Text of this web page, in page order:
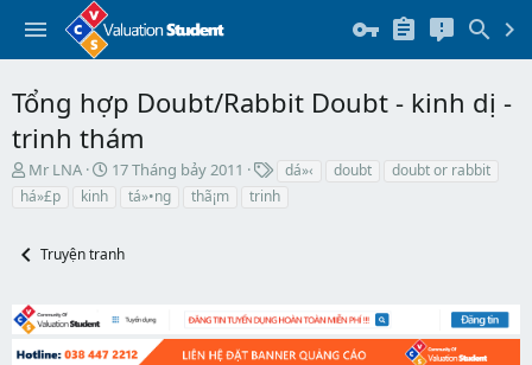
Tổng hợp Doubt/Rabbit Doubt - kinh dị -
trinh thám
T
h
a
t
a
r
Mr LNA
N
b
đ
u
17 Tháng bảy 2011
h
dá»‹ doubt
doubt or rabbit
há»£p
kinh tá»•ng thã¡m trinh
Truyện tranh